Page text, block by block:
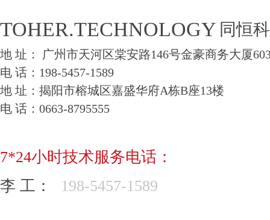
TOHER.TECHNOLOGY 同恒
地 址： 广州市天河区棠安路146号金豪商务大厦
电 话：198-5457-1589
地 址：揭阳市榕城区嘉盛华府A栋B座13楼
电 话：0663-8795555
7*24小时技术服务电话：
李 工：
198-5457-1589